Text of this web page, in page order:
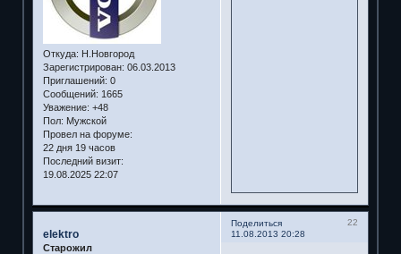
Откуда: Н.Новгород
Зарегистрирован: 06.03.2013
Приглашений: 0
Сообщений: 1665
Уважение: +48
Пол: Мужской
Провел на форуме:
22 дня 19 часов
Последний визит:
19.08.2025 22:07
Поделиться
22
11.08.2013 20:28
elektro
Старожил